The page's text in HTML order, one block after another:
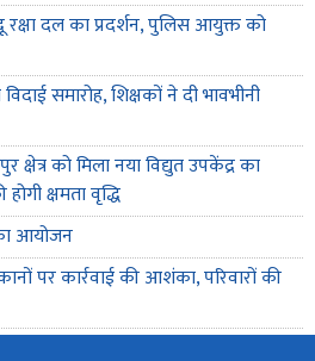
रक्षा दल का प्रदर्शन, पुलिस आयुक्त को
समारोह, शिक्षकों ने दी भावभीनी
को मिला नया विद्युत उपकेंद्र का
क्षमता वृद्धि
आयोजन
पर कार्रवाई की आशंका, परिवारों की